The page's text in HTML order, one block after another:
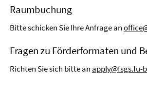
Raumbuchung
Bitte schicken Sie Ihre Anfrage an
Fragen zu Förderformaten und
Richten Sie sich bitte an apply@fsgs.fu-